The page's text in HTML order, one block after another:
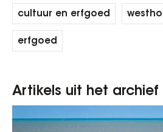
cultuur en erfgoed
erfgoed
Artikels uit het archief